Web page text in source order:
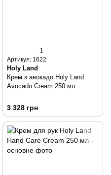
1
Артикул: 1622
Holy Land
Крем з авокадо Holy Land
Avocado Cream 250 мл
3 328 грн